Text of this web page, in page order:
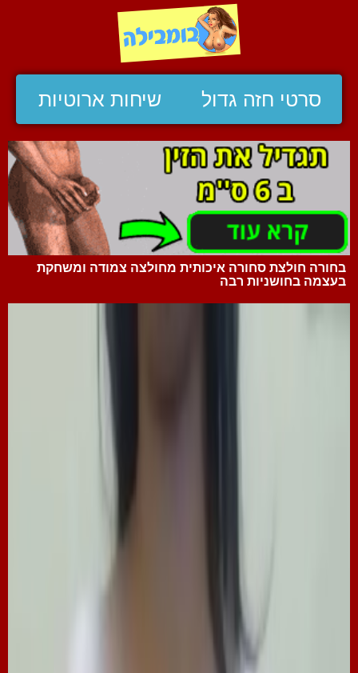
סרטי חזה גדול שיחות ארוטיות
בחורה חולצת סחורה איכותית מחולצה צמודה ומשחקת
בעצמה בחושניות רבה